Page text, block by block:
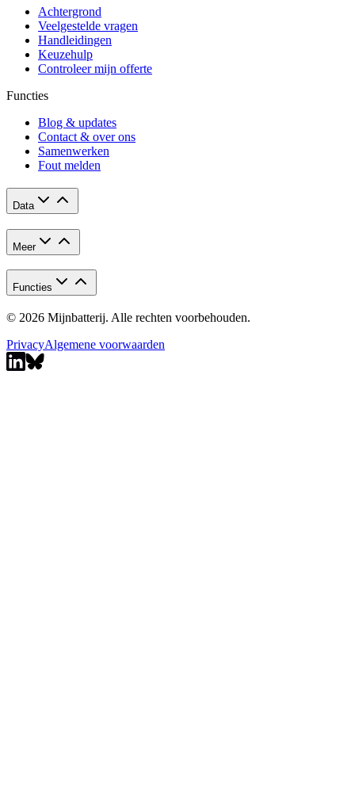
Achtergrond
Veelgestelde vragen
Handleidingen
Keuzehulp
Controleer mijn offerte
Functies
Blog & updates
Contact & over ons
Samenwerken
Fout melden
Data
Meer
Functies
© 2026 Mijnbatterij. Alle rechten voorbehouden.
PrivacyAlgemene voorwaarden